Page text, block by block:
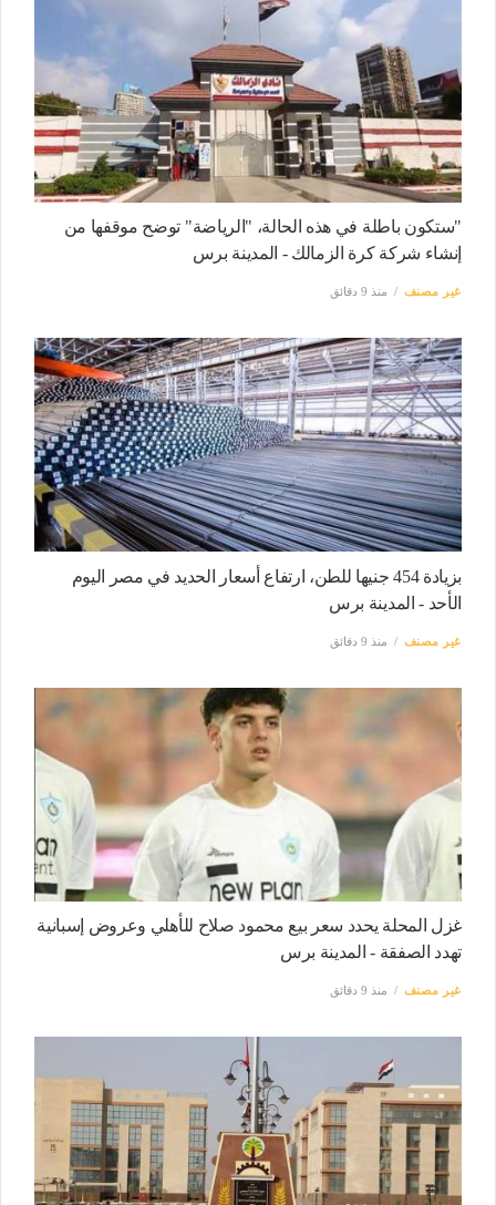
"ستكون باطلة في هذه الحالة، "الرياضة" توضح موقفها من
إنشاء شركة كرة الزمالك - المدينة برس
غير مصنف منذ 9 دقائق
بزيادة 454 جنيها للطن، ارتفاع أسعار الحديد في مصر اليوم
الأحد - المدينة برس
غير مصنف منذ 9 دقائق
غزل المحلة يحدد سعر بيع محمود صلاح للأهلي وعروض إسبانية
تهدد الصفقة - المدينة برس
غير مصنف منذ 9 دقائق